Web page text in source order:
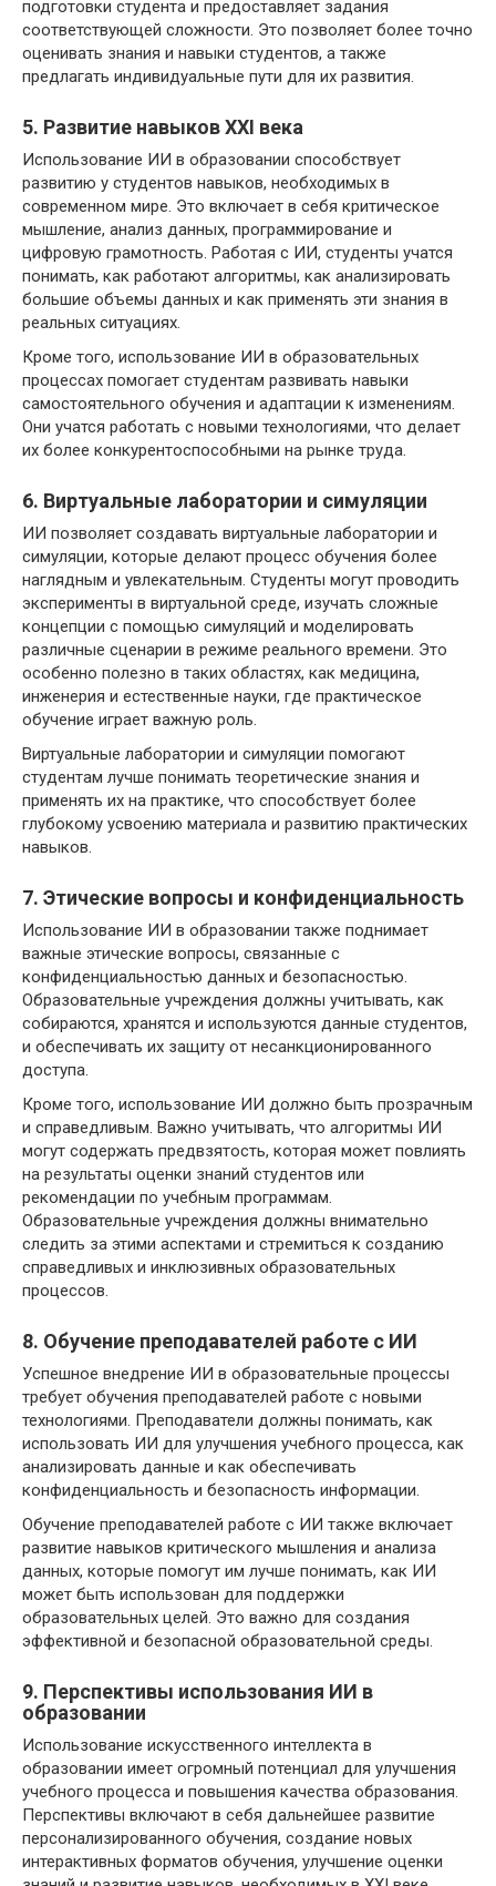
подготовки студента и предоставляет задания
соответствующей сложности. Это позволяет более точно
оценивать знания и навыки студентов, а также
предлагать индивидуальные пути для их развития.
5. Развитие навыков XXI века
Использование ИИ в образовании способствует
развитию у студентов навыков, необходимых в
современном мире. Это включает в себя критическое
мышление, анализ данных, программирование и
цифровую грамотность. Работая с ИИ, студенты учатся
понимать, как работают алгоритмы, как анализировать
большие объемы данных и как применять эти знания в
реальных ситуациях.
Кроме того, использование ИИ в образовательных
процессах помогает студентам развивать навыки
самостоятельного обучения и адаптации к изменениям.
Они учатся работать с новыми технологиями, что делает
их более конкурентоспособными на рынке труда.
6. Виртуальные лаборатории и симуляции
ИИ позволяет создавать виртуальные лаборатории и
симуляции, которые делают процесс обучения более
наглядным и увлекательным. Студенты могут проводить
эксперименты в виртуальной среде, изучать сложные
концепции с помощью симуляций и моделировать
различные сценарии в режиме реального времени. Это
особенно полезно в таких областях, как медицина,
инженерия и естественные науки, где практическое
обучение играет важную роль.
Виртуальные лаборатории и симуляции помогают
студентам лучше понимать теоретические знания и
применять их на практике, что способствует более
глубокому усвоению материала и развитию практических
навыков.
7. Этические вопросы и конфиденциальность
Использование ИИ в образовании также поднимает
важные этические вопросы, связанные с
конфиденциальностью данных и безопасностью.
Образовательные учреждения должны учитывать, как
собираются, хранятся и используются данные студентов,
и обеспечивать их защиту от несанкционированного
доступа.
Кроме того, использование ИИ должно быть прозрачным
и справедливым. Важно учитывать, что алгоритмы ИИ
могут содержать предвзятость, которая может повлиять
на результаты оценки знаний студентов или
рекомендации по учебным программам.
Образовательные учреждения должны внимательно
следить за этими аспектами и стремиться к созданию
справедливых и инклюзивных образовательных
процессов.
8. Обучение преподавателей работе с ИИ
Успешное внедрение ИИ в образовательные процессы
требует обучения преподавателей работе с новыми
технологиями. Преподаватели должны понимать, как
использовать ИИ для улучшения учебного процесса, как
анализировать данные и как обеспечивать
конфиденциальность и безопасность информации.
Обучение преподавателей работе с ИИ также включает
развитие навыков критического мышления и анализа
данных, которые помогут им лучше понимать, как ИИ
может быть использован для поддержки
образовательных целей. Это важно для создания
эффективной и безопасной образовательной среды.
9. Перспективы использования ИИ в
образовании
Использование искусственного интеллекта в
образовании имеет огромный потенциал для улучшения
учебного процесса и повышения качества образования.
Перспективы включают в себя дальнейшее развитие
персонализированного обучения, создание новых
интерактивных форматов обучения, улучшение оценки